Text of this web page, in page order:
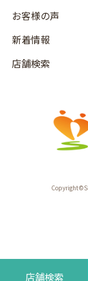
店舗検索
お客様の声
新着情報
店舗検索